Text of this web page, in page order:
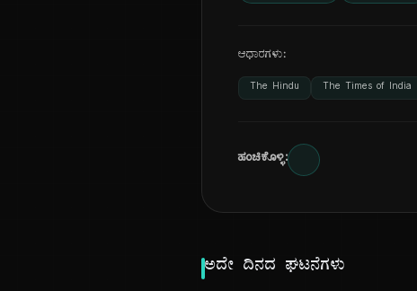
ಆಧಾರಗಳು:
The Hindu The Times of India
ಹಂಚಿಕೊಳ್ಳಿ:
ಅದೇ ದಿನದ ಘಟನೆಗಳು